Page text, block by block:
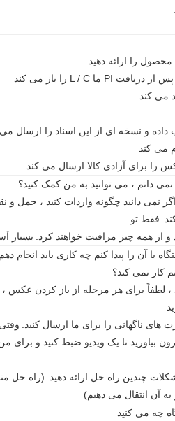
را ارائه دهید
دانم ، می توانید به من کمک کنید؟
اگر نمی دانید چگونه واردات کنید ، حمل و
فقط تو
و از همه چیز مراقبت خواهند کرد.
بسیار
یا آن را پیدا کنم چه کاری باید انجام دهم
کار نمی کند؟
، لطفاً برای هر مرحله از باز کردن عکس ،
ناگهانی را برای ما ارسال کنید.
بیاورید تا یک ویدیو ضبط کنید و برای من
چندین راه حل ارائه دهید.
(راه حل
آن انتقال می دهیم)
چه می کنید